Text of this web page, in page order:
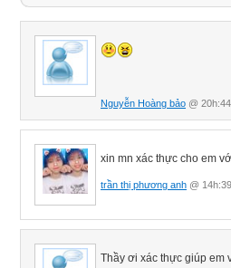
Nguyễn Hoàng bảo @
xin mn xác thực cho em
trần thị phương anh @
Thầy ơi xác thực giúp em